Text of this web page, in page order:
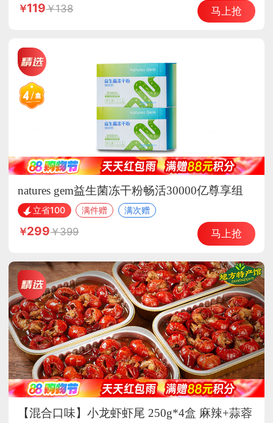
119 138 马上抢
natures gem益生菌冻干粉畅活30000亿尊享组
立省100 满件赠 满次赠
299 399 马上抢
【混合口味】小龙虾虾尾 250g*4盒 麻辣+蒜蓉